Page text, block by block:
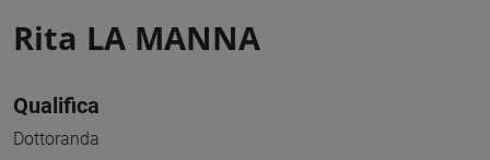
Rita LA MANNA
Qualifica
Dottoranda